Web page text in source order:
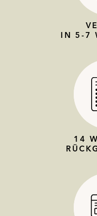
IN 5-7
14